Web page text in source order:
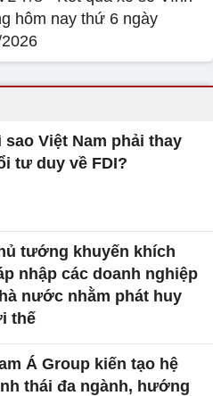
hôm nay thứ 6 ngày
sao Việt Nam phải thay
tư duy về FDI?
tướng khuyến khích
nhập các doanh nghiệp
nước nhằm phát huy
thế
Á Group kiến tạo hệ
thái đa ngành, hướng